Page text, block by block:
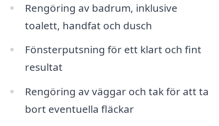
Rengöring av badrum, inklusive
toalett, handfat och dusch
Fönsterputsning för ett klart och fint
resultat
Rengöring av väggar och tak för att ta
bort eventuella fläckar